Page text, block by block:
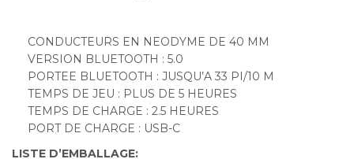
CONDUCTEURS EN NEODYME DE 40 MM
VERSION BLUETOOTH : 5.0
PORTEE BLUETOOTH : JUSQU’A 33 PI/10 M
TEMPS DE JEU : PLUS DE 5 HEURES
TEMPS DE CHARGE : 2.5 HEURES
PORT DE CHARGE : USB-C
LISTE D’EMBALLAGE: